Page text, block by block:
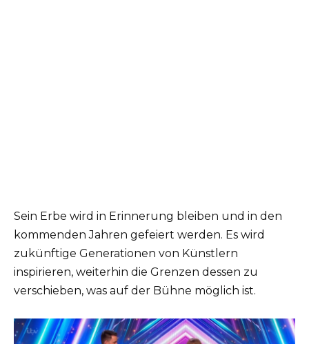
Sein Erbe wird in Erinnerung bleiben und in den
kommenden Jahren gefeiert werden. Es wird
zukünftige Generationen von Künstlern
inspirieren, weiterhin die Grenzen dessen zu
verschieben, was auf der Bühne möglich ist.